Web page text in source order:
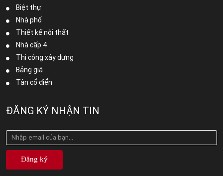
Biệt thự
Nhà phố
Thiết kế nội thất
Nhà cấp 4
Thi công xây dựng
Bảng giá
Tân cổ điển
ĐĂNG KÝ NHẬN TIN
Đăng ký